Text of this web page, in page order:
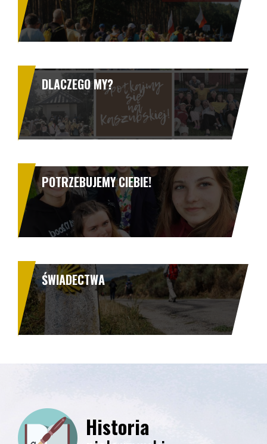
DLACZEGO MY?
POTRZEBUJEMY CIEBIE!
ŚWIADECTWA
Historia